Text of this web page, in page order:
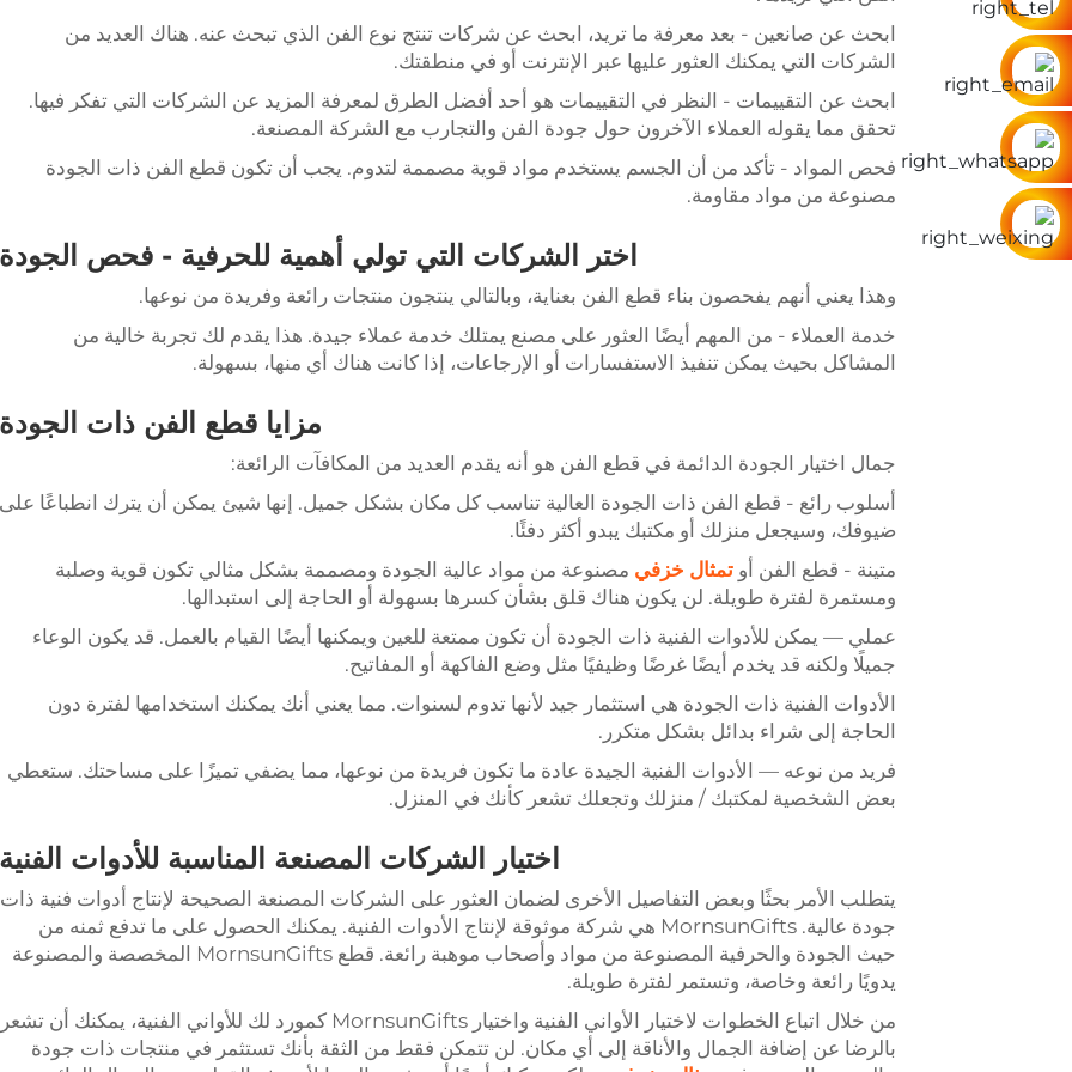
ابحث عن صانعين - بعد معرفة ما تريد، ابحث عن شركات تنتج نوع الفن الذي تبحث عنه. هناك العديد من
الشركات التي يمكنك العثور عليها عبر الإنترنت أو في منطقتك.
ابحث عن التقييمات - النظر في التقييمات هو أحد أفضل الطرق لمعرفة المزيد عن الشركات التي تفكر فيها.
تحقق مما يقوله العملاء الآخرون حول جودة الفن والتجارب مع الشركة المصنعة.
فحص المواد - تأكد من أن الجسم يستخدم مواد قوية مصممة لتدوم. يجب أن تكون قطع الفن ذات الجودة
مصنوعة من مواد مقاومة.
اختر الشركات التي تولي أهمية للحرفية - فحص الجودة
وهذا يعني أنهم يفحصون بناء قطع الفن بعناية، وبالتالي ينتجون منتجات رائعة وفريدة من نوعها.
خدمة العملاء - من المهم أيضًا العثور على مصنع يمتلك خدمة عملاء جيدة. هذا يقدم لك تجربة خالية من
المشاكل بحيث يمكن تنفيذ الاستفسارات أو الإرجاعات، إذا كانت هناك أي منها، بسهولة.
مزايا قطع الفن ذات الجودة
جمال اختيار الجودة الدائمة في قطع الفن هو أنه يقدم العديد من المكافآت الرائعة:
أسلوب رائع - قطع الفن ذات الجودة العالية تناسب كل مكان بشكل جميل. إنها شيئ يمكن أن يترك انطباعًا على
ضيوفك، وسيجعل منزلك أو مكتبك يبدو أكثر دفئًا.
متينة - قطع الفن أو تمثال خزفي مصنوعة من مواد عالية الجودة ومصممة بشكل مثالي تكون قوية وصلبة
ومستمرة لفترة طويلة. لن يكون هناك قلق بشأن كسرها بسهولة أو الحاجة إلى استبدالها.
عملي — يمكن للأدوات الفنية ذات الجودة أن تكون ممتعة للعين ويمكنها أيضًا القيام بالعمل. قد يكون الوعاء
جميلًا ولكنه قد يخدم أيضًا غرضًا وظيفيًا مثل وضع الفاكهة أو المفاتيح.
الأدوات الفنية ذات الجودة هي استثمار جيد لأنها تدوم لسنوات. مما يعني أنك يمكنك استخدامها لفترة دون
الحاجة إلى شراء بدائل بشكل متكرر.
فريد من نوعه — الأدوات الفنية الجيدة عادة ما تكون فريدة من نوعها، مما يضفي تميزًا على مساحتك. ستعطي
بعض الشخصية لمكتبك / منزلك وتجعلك تشعر كأنك في المنزل.
اختيار الشركات المصنعة المناسبة للأدوات الفنية
يتطلب الأمر بحثًا وبعض التفاصيل الأخرى لضمان العثور على الشركات المصنعة الصحيحة لإنتاج أدوات فنية ذات
جودة عالية. MornsunGifts هي شركة موثوقة لإنتاج الأدوات الفنية. يمكنك الحصول على ما تدفع ثمنه من
حيث الجودة والحرفية المصنوعة من مواد وأصحاب موهبة رائعة. قطع MornsunGifts المخصصة والمصنوعة
يدويًا رائعة وخاصة، وتستمر لفترة طويلة.
من خلال اتباع الخطوات لاختيار الأواني الفنية واختيار MornsunGifts كمورد لك للأواني الفنية، يمكنك أن تشعر
بالرضا عن إضافة الجمال والأناقة إلى أي مكان. لن تتمكن فقط من الثقة بأنك تستثمر في منتجات ذات جودة